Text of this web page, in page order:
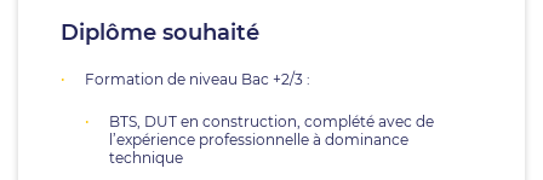
Diplôme souhaité
Formation de niveau Bac +2/3 :
BTS, DUT en construction, complété avec de
l’expérience professionnelle à dominance
technique